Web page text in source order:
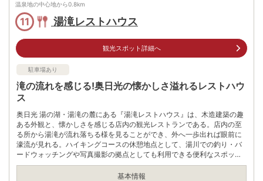
温泉地の中心地から0.8km
11 湯滝レストハウス
観光スポット詳細へ
駐車場あり
滝の流れを感じる!奥日光の懐かしさ溢れるレストハウ
ス
奥日光 湯の湖・湯滝の麓にある『湯滝レストハウス』は、木造建築の趣
ある外観と、懐かしさを感じる店内の観光レストランである。店内の至
る所から湯滝が流れ落ちる様を見ることができ、外へ一歩出れば眼前に
濠流が見れる。ハイキングコースの休憩地点として、湯川での釣り・バ
ードウォッチングや写真撮影の拠点としても利用できる便利なスポット
である。囲炉裏で頂く新鮮な鮎と、美味しいお団子は最高の一言に尽き
基本情報